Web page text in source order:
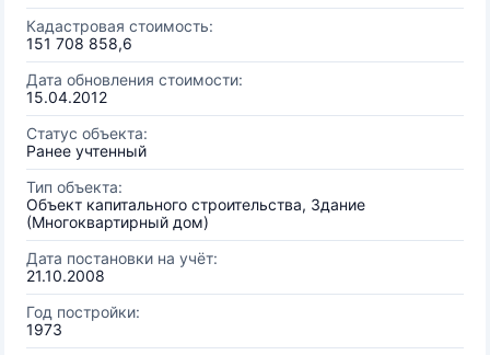
Кадастровая стоимость:
151 708 858,6
Дата обновления стоимости:
15.04.2012
Статус объекта:
Ранее учтенный
Тип объекта:
Объект капитального строительства, Здание
(Многоквартирный дом)
Дата постановки на учёт:
21.10.2008
Год постройки:
1973